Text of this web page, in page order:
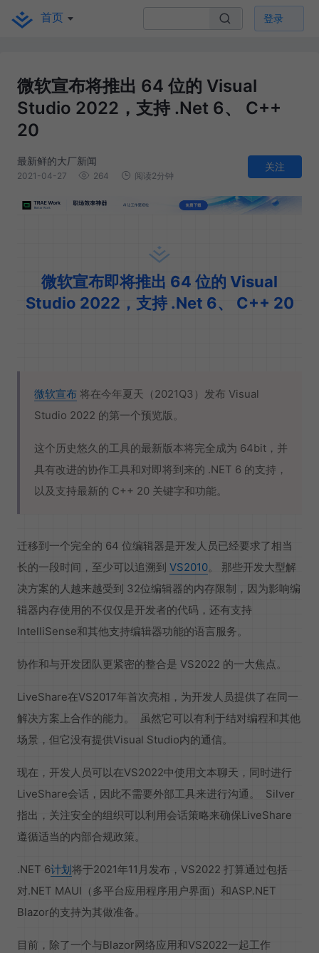
首页 登录
微软宣布将推出 64 位的 Visual
Studio 2022，支持 .Net 6、 C++
20
最新鲜的大厂新闻
2021-04-27 264 阅读2分钟
关注
微软宣布即将推出 64 位的 Visual
Studio 2022，支持 .Net 6、 C++ 20
微软宣布 将在今年夏天（2021Q3）发布 Visual
Studio 2022 的第一个预览版。
这个历史悠久的工具的最新版本将完全成为 64bit，并
具有改进的协作工具和对即将到来的 .NET 6 的支持，
以及支持最新的 C++ 20 关键字和功能。
迁移到一个完全的 64 位编辑器是开发人员已经要求了相当
长的一段时间，至少可以追溯到 VS2010。 那些开发大型解
决方案的人越来越受到 32位编辑器的内存限制，因为影响编
辑器内存使用的不仅仅是开发者的代码，还有支持
IntelliSense和其他支持编辑器功能的语言服务。
协作和与开发团队更紧密的整合是 VS2022 的一大焦点。
LiveShare在VS2017年首次亮相，为开发人员提供了在同一
解决方案上合作的能力。 虽然它可以有利于结对编程和其他
场景，但它没有提供Visual Studio内的通信。
现在，开发人员可以在VS2022中使用文本聊天，同时进行
LiveShare会话，因此不需要外部工具来进行沟通。 Silver
指出，关注安全的组织可以利用会话策略来确保LiveShare
遵循适当的内部合规政策。
.NET 6计划 将于2021年11月发布，VS2022 打算通过包括
对.NET MAUI（多平台应用程序用户界面）和ASP.NET
Blazor的支持为其做准备。
目前，除了一个与Blazor网络应用和VS2022一起工作